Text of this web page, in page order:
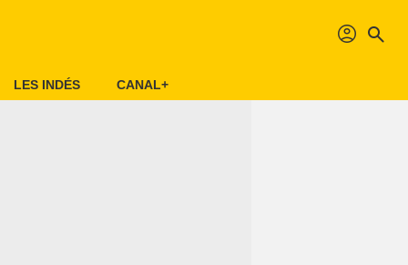
profil search
LES INDÉS CANAL+